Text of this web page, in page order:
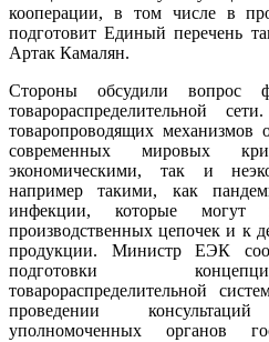
кооперации, в том числе в
подготовит Единый перечень
Артак Камалян.
Стороны обсудили вопрос
товарораспределительной
товаропроводящих механизмов
современных мировых
экономическими, так и
например такими, как
инфекции, которые могут
производственных цепочек и к
продукции. Министр ЕЭК
подготовки
товарораспределительной
проведении
уполномоченных органов